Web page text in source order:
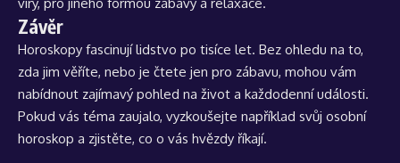
víry, pro jiného formou zábavy a relaxace.
Závěr
Horoskopy fascinují lidstvo po tisíce let. Bez ohledu na to,
zda jim věříte, nebo je čtete jen pro zábavu, mohou vám
nabídnout zajímavý pohled na život a každodenní události.
Pokud vás téma zaujalo, vyzkoušejte například svůj osobní
horoskop a zjistěte, co o vás hvězdy říkají.